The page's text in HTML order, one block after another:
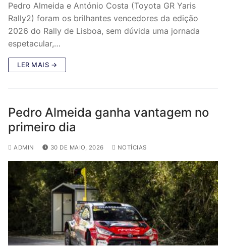
Pedro Almeida e António Costa (Toyota GR Yaris
Rally2) foram os brilhantes vencedores da edição
2026 do Rally de Lisboa, sem dúvida uma jornada
espetacular,…
LER MAIS →
Pedro Almeida ganha vantagem no
primeiro dia
ADMIN 30 DE MAIO, 2026 NOTÍCIAS